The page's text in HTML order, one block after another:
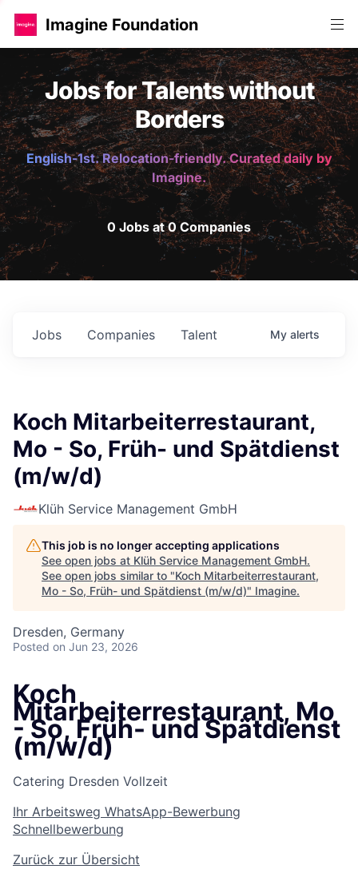
Imagine Foundation
Jobs for Talents without
Borders
English-1st. Relocation-friendly. Curated daily by
Imagine.
0 Jobs at 0 Companies
Jobs Companies Talent My alerts
Koch Mitarbeiterrestaurant,
Mo - So, Früh- und Spätdienst
(m/w/d)
Klüh Service Management GmbH
This job is no longer accepting applications
See open jobs at Klüh Service Management GmbH.
See open jobs similar to "Koch Mitarbeiterrestaurant,
Mo - So, Früh- und Spätdienst (m/w/d)" Imagine.
Dresden, Germany
Posted on Jun 23, 2026
Koch
Mitarbeiterrestaurant, Mo
- So, Früh- und Spätdienst
(m/w/d)
Catering Dresden Vollzeit
Ihr Arbeitsweg WhatsApp-Bewerbung
Schnellbewerbung
Zurück zur Übersicht